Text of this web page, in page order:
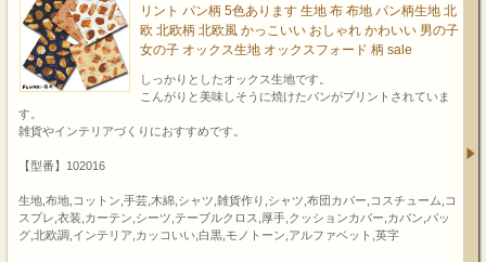
リント パン柄 5色あります 生地 布 布地 パン柄生地 北
欧 北欧柄 北欧風 かっこいい おしゃれ かわいい 男の子
女の子 オックス生地 オックスフォード 柄 sale
しっかりとしたオックス生地です。
こんがりと美味しそうに焼けたパンがプリントされていま
す。
雑貨やインテリアづくりにおすすめです。
【型番】102016
生地,布地,コットン,手芸,木綿,シャツ,雑貨作り,シャツ,布団カバー,コスチューム,コ
スプレ,衣装,カーテン,シーツ,テーブルクロス,厚手,クッションカバー,カバン,バッ
グ,北欧調,インテリア,カッコいい,白黒,モノトーン,アルファベット,英字